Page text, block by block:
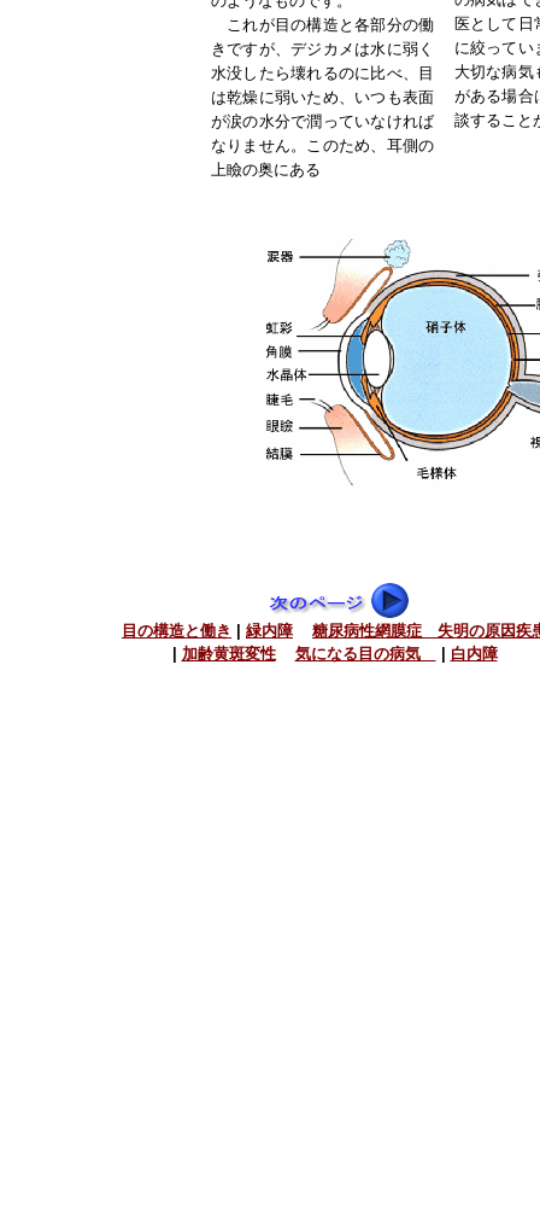
医として日
に絞ってい
大切な病気
がある場合
談すること
これが目の構造と各部分の働
きですが、デジカメは水に弱く
水没したら壊れるのに比べ、目
は乾燥に弱いため、いつも表面
が涙の水分で潤っていなければ
なりません。このため、耳側の
上瞼の奥にある
目の構造と働き 緑内障
糖尿病性網膜症 失明の原因疾
加齢黄斑変性 気になる目の病気 白内障